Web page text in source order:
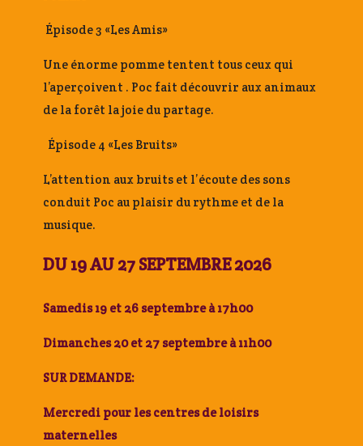
Épisode 3 «Les Amis»
Une énorme pomme tentent tous ceux qui
l’aperçoivent . Poc fait découvrir aux animaux
de la forêt la joie du partage.
Épisode 4 «Les Bruits»
L’attention aux bruits et l’écoute des sons
conduit Poc au plaisir du rythme et de la
musique.
DU 19 AU 27 SEPTEMBRE 2026
Samedis 19 et 26 septembre à 17h00
Dimanches 20 et 27 septembre à 11h00
SUR DEMANDE:
Mercredi pour les centres de loisirs
maternelles